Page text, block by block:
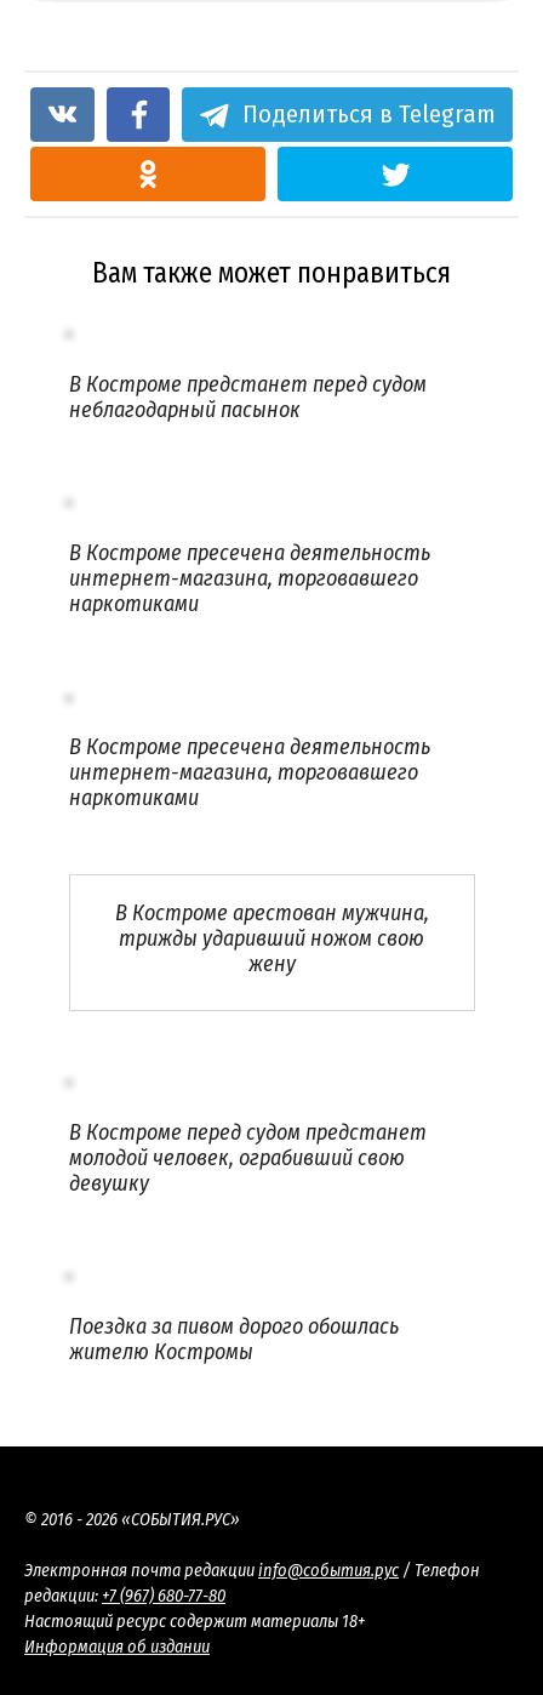
Поделиться в Telegram
Вам также может понравиться
В Костроме предстанет перед судом
неблагодарный пасынок
В Костроме пресечена деятельность
интернет-магазина, торговавшего
наркотиками
В Костроме пресечена деятельность
интернет-магазина, торговавшего
наркотиками
В Костроме арестован мужчина,
трижды ударивший ножом свою
жену
В Костроме перед судом предстанет
молодой человек, ограбивший свою
девушку
Поездка за пивом дорого обошлась
жителю Костромы
© 2016 - 2026 «СОБЫТИЯ.РУС»
Электронная почта редакцииinfo@события.рус / Телефон
редакции: +7 (967) 680-77-80
Настоящий ресурс содержит материалы 18+
Информация об издании